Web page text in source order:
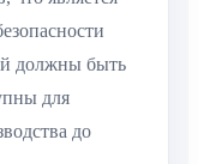
должны быть
для
до